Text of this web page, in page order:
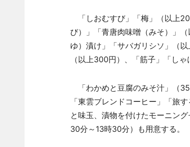
「しおむすび」「梅」（以上
び）」「青唐肉味噌（みそ）」
ゆ）漬け」「サバガリシソ」（
（以上300円）、「筋子」「し
「わかめと豆腐のみそ汁」（
「東雲ブレンドコーヒー」「旅
と味玉、漬物を付けたモーニン
30分～13時30分）も用意する。